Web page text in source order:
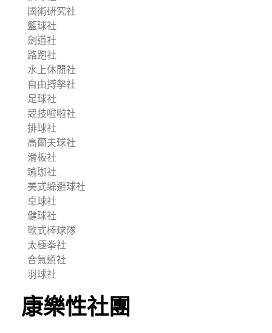
國術研究社
籃球社
劍道社
路跑社
水上休閒社
自由搏擊社
足球社
競技啦啦社
排球社
高爾夫球社
滑板社
瑜珈社
美式躲避球社
桌球社
健球社
軟式棒球隊
太極拳社
合氣道社
羽球社
康樂性社團